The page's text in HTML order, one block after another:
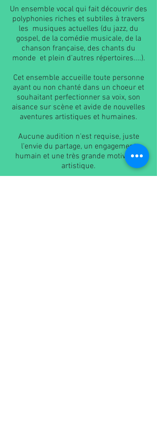
Un ensemble vocal qui fait découvrir des
polyphonies riches et subtiles à travers
les musiques actuelles (du jazz, du
gospel, de la comédie musicale, de la
chanson française, des chants du
monde et plein d'autres répertoires....).
Cet ensemble accueille toute personne
ayant ou non chanté dans un choeur et
souhaitant perfectionner sa voix, son
aisance sur scène et avide de nouvelles
aventures artistiques et humaines.
Aucune audition n'est requise, juste
l'envie du partage, un engagement
humain et une très grande motivation
artistique.